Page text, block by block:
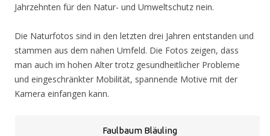
Jahrzehnten für den Natur- und Umweltschutz nein.
Die Naturfotos sind in den letzten drei Jahren entstanden und
stammen aus dem nahen Umfeld. Die Fotos zeigen, dass
man auch im hohen Alter trotz gesundheitlicher Probleme
und eingeschränkter Mobilität, spannende Motive mit der
Kamera einfangen kann.
Faulbaum Bläuling